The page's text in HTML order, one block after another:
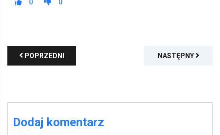
0 0
POPRZEDNI NASTĘPNY
Dodaj komentarz